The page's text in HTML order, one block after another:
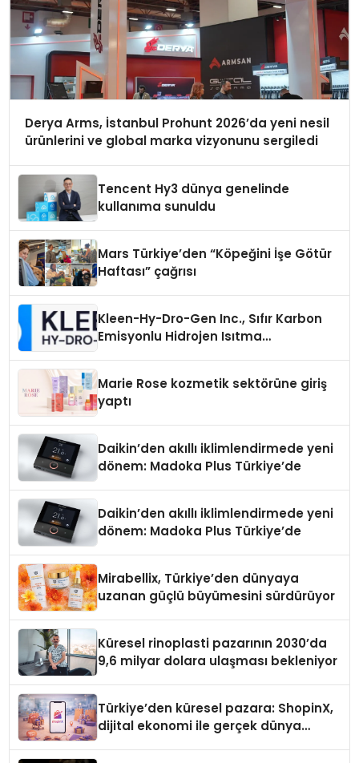
Derya Arms, İstanbul Prohunt 2026’da yeni nesil
ürünlerini ve global marka vizyonunu sergiledi
Tencent Hy3 dünya genelinde
kullanıma sunuldu
Mars Türkiye’den “Köpeğini İşe Götür
Haftası” çağrısı
Kleen-Hy-Dro-Gen Inc., Sıfır Karbon
Emisyonlu Hidrojen Isıtma
Marie Rose kozmetik sektörüne giriş
yaptı
Daikin’den akıllı iklimlendirmede yeni
dönem: Madoka Plus Türkiye’de
Daikin’den akıllı iklimlendirmede yeni
dönem: Madoka Plus Türkiye’de
Mirabellix, Türkiye’den dünyaya
uzanan güçlü büyümesini sürdürüyor
Küresel rinoplasti pazarının 2030’da
9,6 milyar dolara ulaşması bekleniyor
Türkiye’den küresel pazara: ShopinX,
dijital ekonomi ile gerçek dünya